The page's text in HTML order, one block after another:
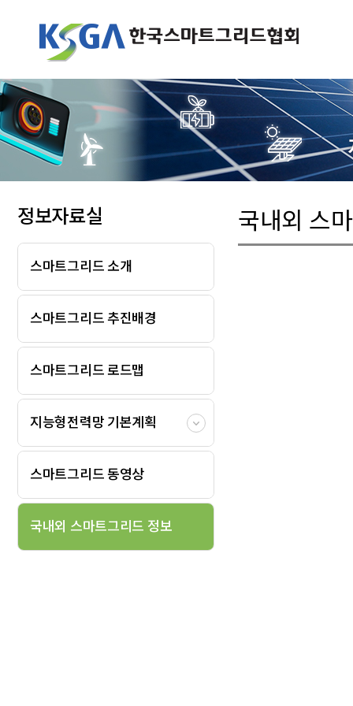
정보자료실
스마트그리드 소개
스마트그리드 추진배경
스마트그리드 로드맵
지능형전력망 기본계획
스마트그리드 동영상
국내외 스마트그리드 정보
국내외 스